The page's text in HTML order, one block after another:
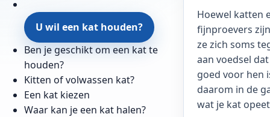
U wil een kat houden?
Ben je geschikt om een kat te
houden?
Kitten of volwassen kat?
Een kat kiezen
Waar kan je een kat halen?
Hoewel katten
fijnproevers
ze zich soms
aan voedsel
goed voor hen
daarom in de
wat je kat